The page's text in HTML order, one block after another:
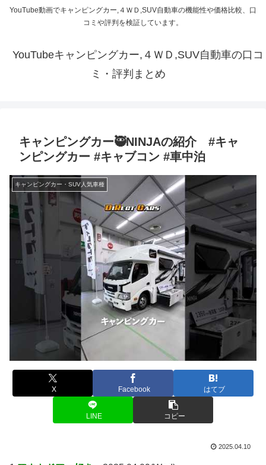
YouTube動画でキャンピングカー,４ＷＤ,SUV自動車の機能性や価格比較、口
コミや評判を検証しています。
YouTubeキャンピングカー,４ＷＤ,SUV自動車の口コ
ミ・評判まとめ
キャンピングカー🥷NINJAの紹介 #キャ
ンピングカー #キャブコン #車中泊
キャンピングカー・SUV人気車種
X Facebook はてブ
LINE コピー
2025.04.10